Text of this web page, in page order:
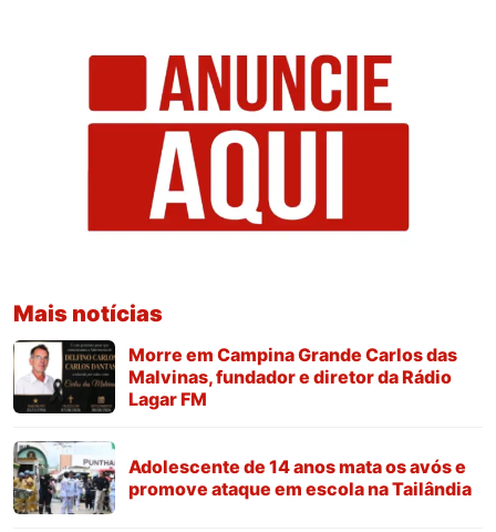
Mais notícias
Morre em Campina Grande Carlos das
Malvinas, fundador e diretor da Rádio
Lagar FM
Adolescente de 14 anos mata os avós e
promove ataque em escola na Tailândia